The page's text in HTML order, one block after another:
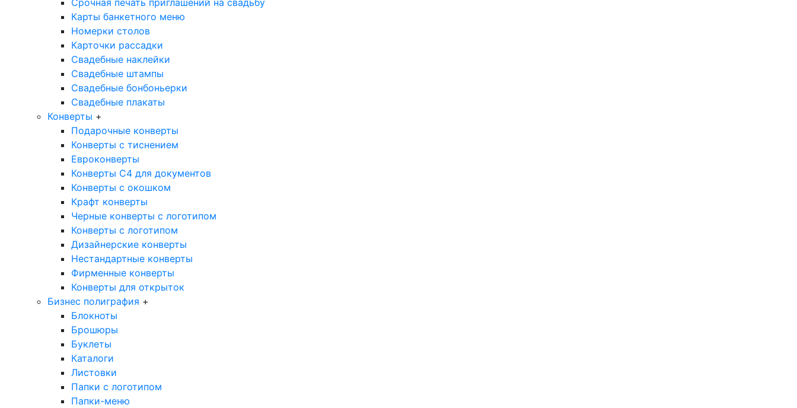
Карты банкетного меню
Номерки столов
Карточки рассадки
Свадебные наклейки
Свадебные штампы
Свадебные бонбоньерки
Свадебные плакаты
Конверты +
Подарочные конверты
Конверты с тиснением
Евроконверты
Конверты С4 для документов
Конверты с окошком
Крафт конверты
Черные конверты с логотипом
Конверты с логотипом
Дизайнерские конверты
Нестандартные конверты
Фирменные конверты
Конверты для открыток
Бизнес полиграфия +
Блокноты
Брошюры
Буклеты
Каталоги
Листовки
Папки с логотипом
Папки-меню